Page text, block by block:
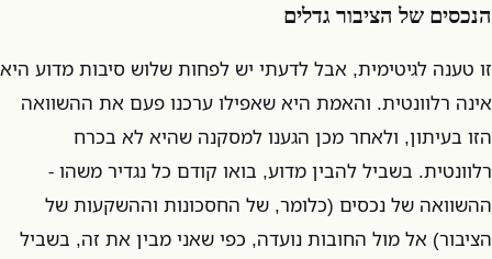
הנכסים של הציבור גדלים
זו טענה לגיטימית, אבל לדעתי יש לפחות שלוש סיבות מדוע היא
אינה רלוונטית. והאמת היא שאפילו ערכנו פעם את ההשוואה
הזו בעיתון, ולאחר מכן הגענו למסקנה שהיא לא בכרח
רלוונטית. בשביל להבין מדוע, בואו קודם כל נגדיר משהו -
ההשוואה של נכסים (כלומר, של החסכונות וההשקעות של
הציבור) אל מול החובות נועדה, כפי שאני מבין את זה, בשביל